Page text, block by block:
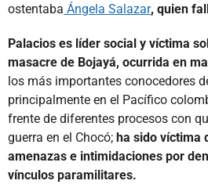
ostentaba Ángela Salazar, quien
Palacios es líder social y víctima
masacre de Bojayá, ocurrida en
los más importantes conocedores
principalmente en el Pacífico
frente de diferentes procesos con
guerra en el Chocó; ha sido víctima
amenazas e intimidaciones por
vínculos paramilitares.